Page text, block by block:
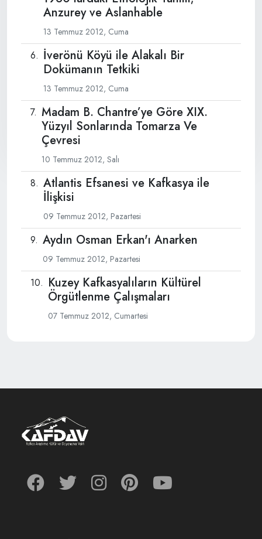
Anzurey ve Aslanhable
13 Temmuz 2012, Cuma
İverönü Köyü ile Alakalı Bir
Dokümanın Tetkiki
13 Temmuz 2012, Cuma
Madam B. Chantre’ye Göre XIX.
Yüzyıl Sonlarında Tomarza Ve
Çevresi
10 Temmuz 2012, Salı
Atlantis Efsanesi ve Kafkasya ile
İlişkisi
09 Temmuz 2012, Pazartesi
Aydın Osman Erkan'ı Anarken
09 Temmuz 2012, Pazartesi
Kuzey Kafkasyalıların Kültürel
Örgütlenme Çalışmaları
07 Temmuz 2012, Cumartesi